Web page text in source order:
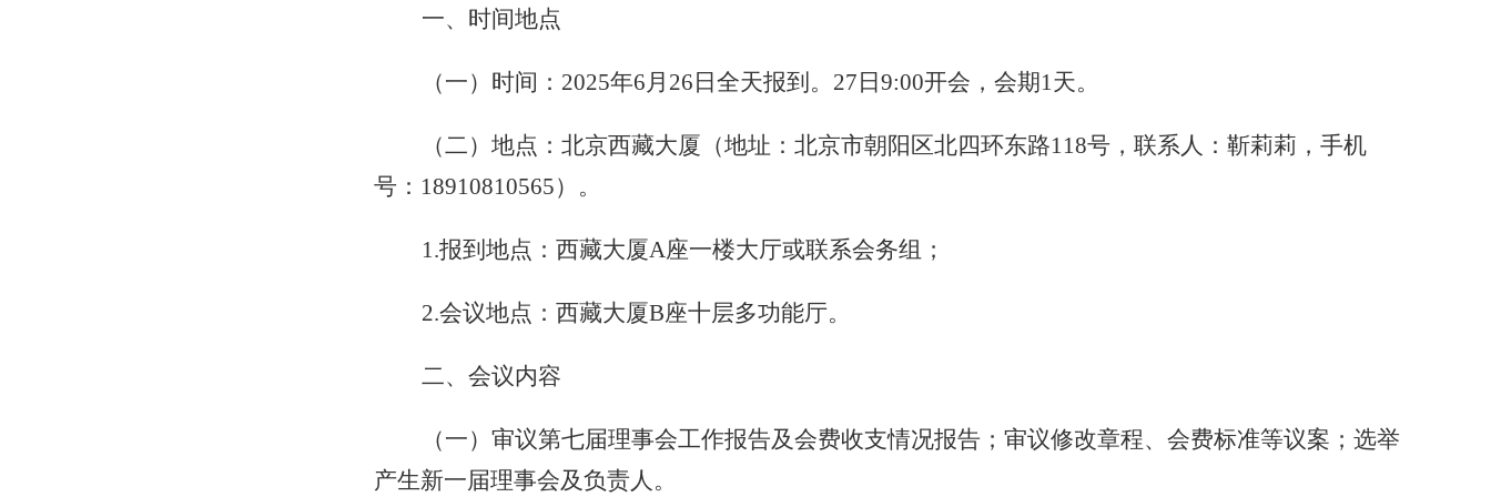
一、时间地点
（一）时间： 2025年6月26日全天报到。27日9:00开会，会期1天。
（二）地点： 北京西藏大厦（地址：北京市朝阳区北四环东路118号，联系人： 靳莉莉 ，手机
号： 18910810565）。
1.报到地点：西藏大厦A座一楼大厅或联系会务组；
2.会议地点：西藏大厦B座十层多功能厅。
二、会议内容
（一）审议第七届理事会工作报告及会费收支情况报告；审议修改章程、会费标准等议案；选举
产生新一届理事会及负责人。